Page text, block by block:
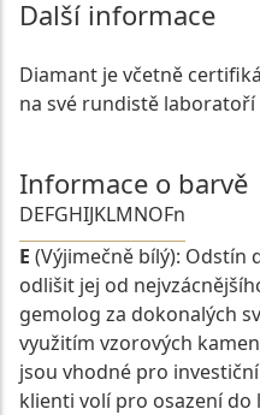
Další informace
Diamant je včetně
na své rundistě laboratoří
Informace o barvě
DEFGHIJKLMNOFn
E (Výjimečně bílý): Odstín
odlišit jej od
gemolog za dokonalých
využitím vzorových
jsou vhodné pro
klienti volí pro osazení do